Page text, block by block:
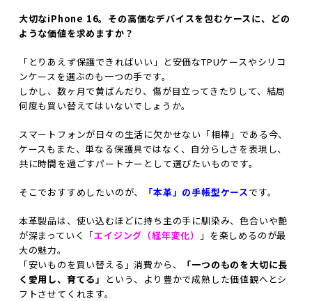
大切なiPhone 16。その高価なデバイスを包むケースに、どの
ような価値を求めますか？
「とりあえず保護できればいい」と安価なTPUケースやシリコ
ンケースを選ぶのも一つの手です。
しかし、数ヶ月で黄ばんだり、傷が目立ってきたりして、結局
何度も買い替えてはいないでしょうか。
スマートフォンが日々の生活に欠かせない「相棒」である今、
ケースもまた、単なる保護具ではなく、自分らしさを表現し、
共に時間を過ごすパートナーとして選びたいものです。
そこでおすすめしたいのが、 「本革」の手帳型ケースです。
本革製品は、使い込むほどに持ち主の手に馴染み、色合いや艶
が深まっていく「エイジング（経年変化）
」を楽しめるのが最
大の魅力。
「安いものを買い替える」消費から、
「一つのものを大切に長
く愛用し、育てる」
という、より豊かで成熟した価値観へとシ
フトさせてくれます。